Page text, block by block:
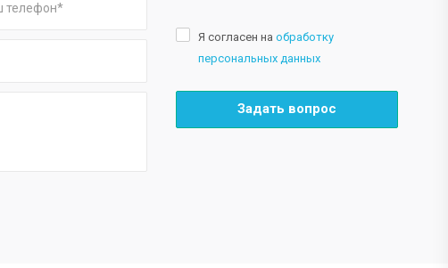
Я согласен наобработку
персональных данных
Задать вопрос